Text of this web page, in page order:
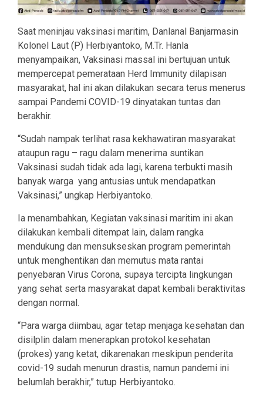
Saat meninjau vaksinasi maritim, Danlanal Banjarmasin
Kolonel Laut (P) Herbiyantoko, M.Tr. Hanla
menyampaikan, Vaksinasi massal ini bertujuan untuk
mempercepat pemerataan Herd Immunity dilapisan
masyarakat, hal ini akan dilakukan secara terus menerus
sampai Pandemi COVID-19 dinyatakan tuntas dan
berakhir.
“Sudah nampak terlihat rasa kekhawatiran masyarakat
ataupun ragu – ragu dalam menerima suntikan
Vaksinasi sudah tidak ada lagi, karena terbukti masih
banyak warga yang antusias untuk mendapatkan
Vaksinasi,” ungkap Herbiyantoko.
Ia menambahkan, Kegiatan vaksinasi maritim ini akan
dilakukan kembali ditempat lain, dalam rangka
mendukung dan mensukseskan program pemerintah
untuk menghentikan dan memutus mata rantai
penyebaran Virus Corona, supaya tercipta lingkungan
yang sehat serta masyarakat dapat kembali beraktivitas
dengan normal.
“Para warga diimbau, agar tetap menjaga kesehatan dan
disilplin dalam menerapkan protokol kesehatan
(prokes) yang ketat, dikarenakan meskipun penderita
covid-19 sudah menurun drastis, namun pandemi ini
belumlah berakhir,” tutup Herbiyantoko.